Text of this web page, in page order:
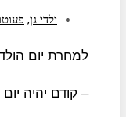
ילדי גן,
למחרת יום הולדת 5 של הג’ינג’י, שחל בסוכות, שאלה אחותו בת השנתיים וחצי “מתי יהיה לי
– קודם יהיה